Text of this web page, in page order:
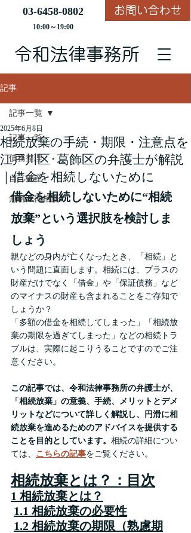
03-6458-0802
10:00～19:00
お問い合わせ
​令和法律事務所
記事
記事一覧
債務整理
自己破産
無料法律相談
記事一覧
相続放棄の手続・期限・注意点を
江戸川区･葛飾区の弁護士が解説
｜借金を相続しないために
2025年6月8日
借金を相続しないために“相続
放棄”という選択肢を検討しま
しょう
親などの身内が亡くなったとき、「相続」と
いう問題に直面します。相続には、プラスの
財産だけでなく「借金」や「保証債務」など
のマイナスの財産も含まれることをご存知で
しょうか？
「多額の借金を相続してしまった」「相続放
棄の期限を過ぎてしまった」などの相続トラ
ブルは、実際に起こりうることですのでご注
意ください。
この記事では、令和法律事務所の弁護士が、
「相続放棄」の意義、手続、メリットとデメ
リットなどについて詳しく解説し、円滑に相
続放棄を進めるためのアドバイスを提供する
ことを目的としています。 相続の詳細につい
ては、 こちらの記事をご覧ください。
相続放棄とは？：目次
1 相続放棄とは？
1.1 相続放棄の必要性
1.2 相続放棄の期限（熟慮期